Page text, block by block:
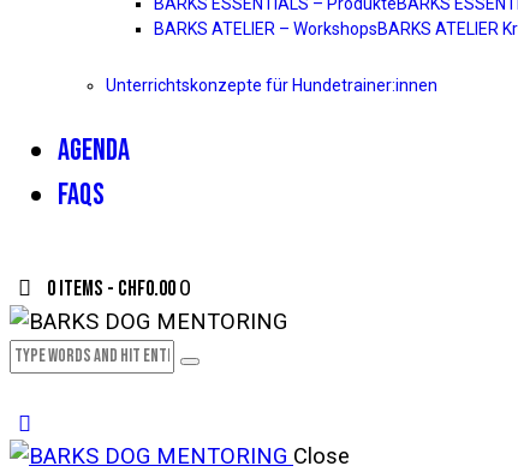
BARKS ESSENTIALS – ProdukteBARKS
BARKS ATELIER – WorkshopsBARKS ATELIER
Unterrichtskonzepte für Hundetrainer:innen
AGENDA
FAQS
0 items - CHF0.00 0
Close